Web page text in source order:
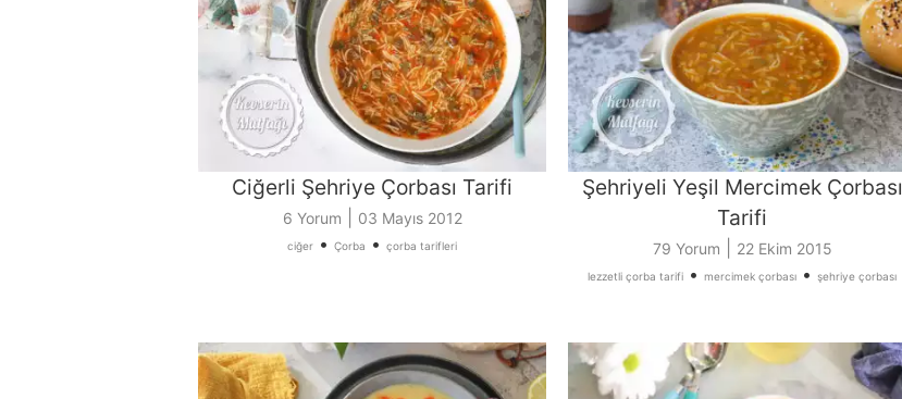
Ciğerli Şehriye Çorbası Tarifi
6 Yorum 03 Mayıs 2012
ciğer • Çorba • çorba tarifleri
Şehriyeli Yeşil Mercimek Çorbası
Tarifi
79 Yorum 22 Ekim 2015
lezzetli çorba tarifi • mercimek çorbası • şehriye çorbası